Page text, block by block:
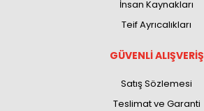
İnsan Kaynakları
Teif Ayrıcalıkları
GÜVENLİ ALIŞVERİŞ
Satış Sözlemesi
Teslimat ve Garanti